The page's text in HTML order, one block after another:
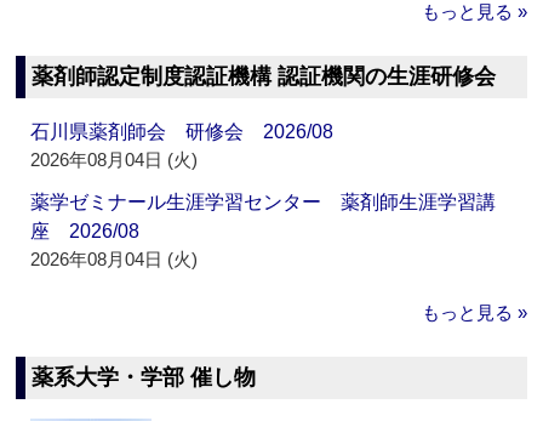
もっと見る »
薬剤師認定制度認証機構 認証機関の生涯研修会
石川県薬剤師会 研修会 2026/08
2026年08月04日 (火)
薬学ゼミナール生涯学習センター 薬剤師生涯学習講
座 2026/08
2026年08月04日 (火)
もっと見る »
薬系大学・学部 催し物